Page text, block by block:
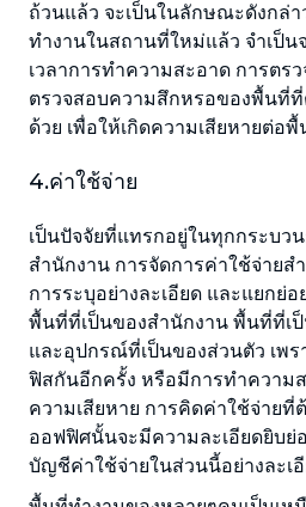
ถ้วนแล้ว จะเป็นในลักษณะดังกล่า
ทำงานในสถานที่ใหม่แล้ว จำเป็น
เวลาการทำความสะอาด การต
ตรวจสอบความสึกหรอของพื้นที่ที่
ด้วย เพื่อให้เกิดความเสียหายต่อ
4.ค่าใช้จ่าย
เป็นปัจจัยที่แทรกอยู่ในทุกกระบว
สำนักงาน การจัดการค่าใช้จ่ายส
การระบุอย่างละเอียด และแยกย่
พื้นที่ที่เป็นของสำนักงาน พื้นที่ที่เ
และอุปกรณ์ที่เป็นของส่วนตัว เพร
ฟิสกันอีกครั้ง หรือมีการทำความ
ความเสียหาย การคิดค่าใช้จ่ายที่
ออฟฟิศนั้นจะมีความละเอียดยิบย่
บัญชีค่าใช้จ่ายในส่วนนี้อย่างละเ